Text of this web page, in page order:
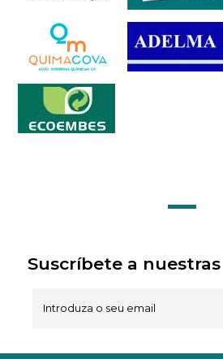
Suscríbete a